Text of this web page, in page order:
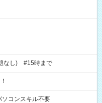
なし) #15時まで
ソコンスキル不要